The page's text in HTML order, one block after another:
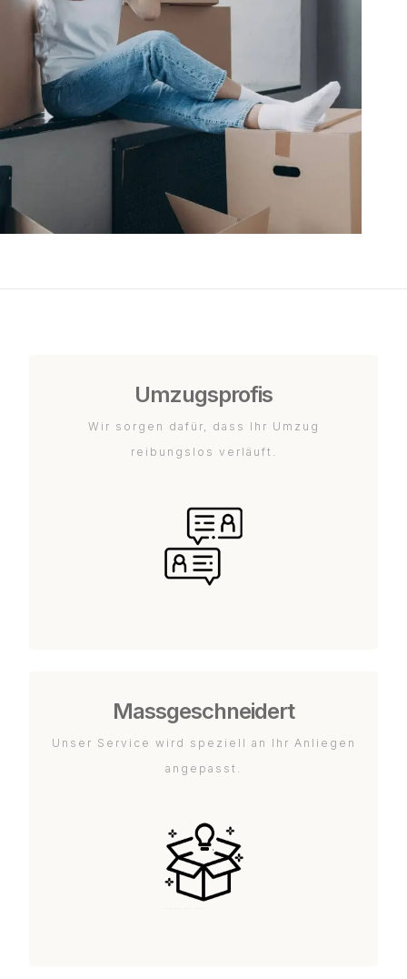
Umzugsprofis
Wir sorgen dafür, dass Ihr Umzug
reibungslos verläuft.
Massgeschneidert
Unser Service wird speziell an Ihr Anliegen
angepasst.